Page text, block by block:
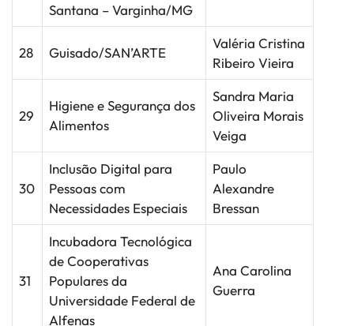
Santana – Varginha/MG
28 Guisado/SAN’ARTE
Valéria Cristina
Ribeiro Vieira
29
Higiene e Segurança dos
Alimentos
Sandra Maria
Oliveira Morais
Veiga
30
Inclusão Digital para
Pessoas com
Necessidades Especiais
Paulo
Alexandre
Bressan
31
Incubadora Tecnológica
de Cooperativas
Populares da
Universidade Federal de
Alfenas
Ana Carolina
Guerra